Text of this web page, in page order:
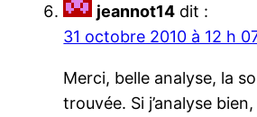
jeannot14 dit :
31 octobre 2010 à 12 h
Merci, belle analyse, la
trouvée. Si j’analyse